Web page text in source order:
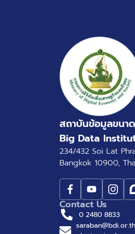
สถาบันข้อมูลขนา
Big Data
234/432 Soi Lat
Bangkok 10900,
Contact Us
0 2480 8833